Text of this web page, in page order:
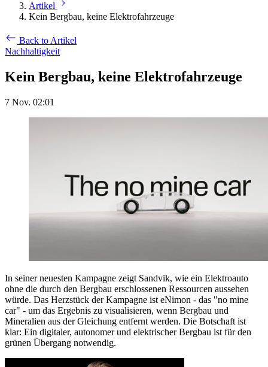
Artikel
Kein Bergbau, keine Elektrofahrzeuge
Back to Artikel
Nachhaltigkeit
Kein Bergbau, keine Elektrofahrzeuge
7 Nov. 02:01
In seiner neuesten Kampagne zeigt Sandvik, wie ein Elektroauto
ohne die durch den Bergbau erschlossenen Ressourcen aussehen
würde. Das Herzstück der Kampagne ist eNimon - das "no mine
car" - um das Ergebnis zu visualisieren, wenn Bergbau und
Mineralien aus der Gleichung entfernt werden. Die Botschaft ist
klar: Ein digitaler, autonomer und elektrischer Bergbau ist für den
grünen Übergang notwendig.